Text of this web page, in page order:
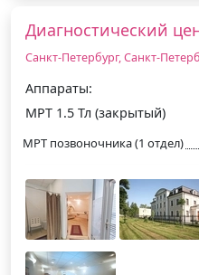
Диагностический
Санкт-Петербург, Санкт-
Аппараты:
МРТ 1.5 Тл (закрытый)
МРТ позвоночника (1 отдел)